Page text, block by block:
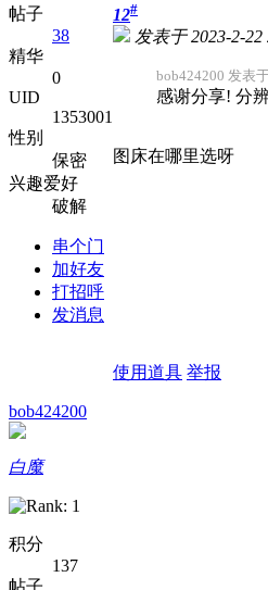
帖子
38
精华
0
UID
1353001
性别
保密
兴趣爱好
破解
串个门
加好友
打招呼
发消息
12#
发表于 2023-2-22
bob424200 发表
感谢分享! 分
图床在哪里选呀
使用道具 举报
bob424200
白魔
积分
137
帖子